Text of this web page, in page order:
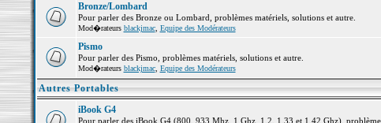
Bronze/Lombard
Pour parler des Bronze ou Lombard, problèmes matériels, solutions et autre.
Mod�rateurs blackjmac, Equipe des Modérateurs
Pismo
Pour parler des Pismo, problèmes matériels, solutions et autre.
Mod�rateurs blackjmac, Equipe des Modérateurs
Autres Portables
iBook G4
Pour parler des iBook G4 (800, 933 Mhz, 1 Ghz, 1,2, 1,33 et 1,42 Ghz),